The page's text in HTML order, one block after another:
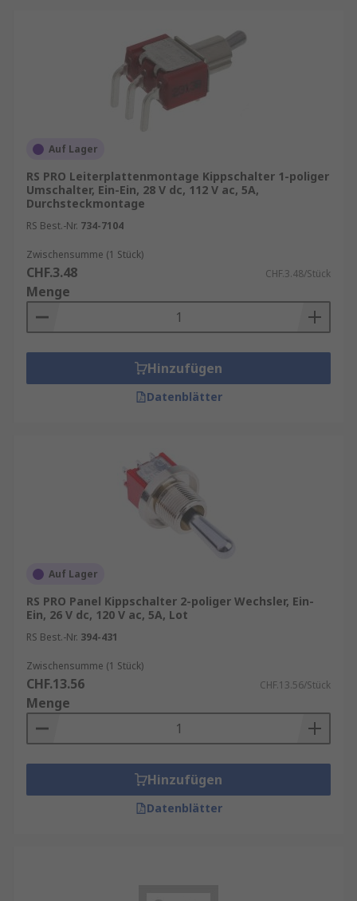
Auf Lager
RS PRO Leiterplattenmontage Kippschalter 1-poliger
Umschalter, Ein-Ein, 28 V dc, 112 V ac, 5A,
Durchsteckmontage
RS Best.-Nr. 734-7104
Zwischensumme (1 Stück)
CHF.3.48 CHF.3.48/Stück
Menge
Hinzufügen
Datenblätter
Auf Lager
RS PRO Panel Kippschalter 2-poliger Wechsler, Ein-
Ein, 26 V dc, 120 V ac, 5A, Lot
RS Best.-Nr. 394-431
Zwischensumme (1 Stück)
CHF.13.56 CHF.13.56/Stück
Menge
Hinzufügen
Datenblätter